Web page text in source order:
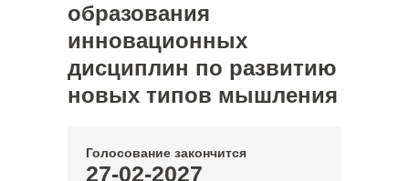
образования
инновационных
дисциплин по развитию
новых типов мышления
Голосование закончится
27-02-2027